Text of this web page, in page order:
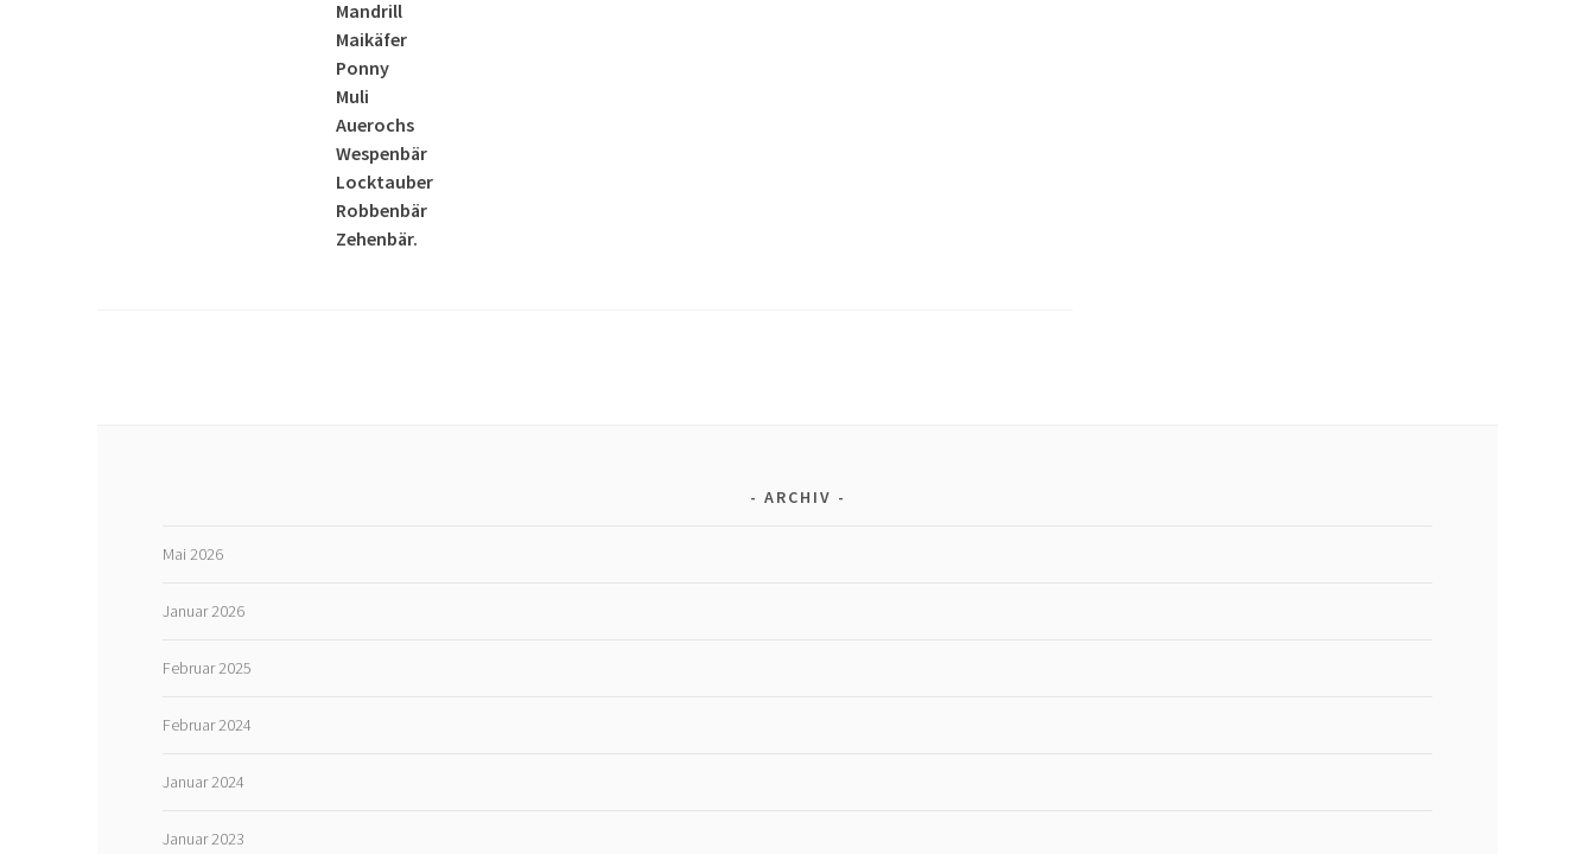
Mandrill
Maikäfer
Ponny
Muli
Auerochs
Wespenbär
Locktauber
Robbenbär
Zehenbär.
ARCHIV
Mai 2026
Januar 2026
Februar 2025
Februar 2024
Januar 2024
Januar 2023